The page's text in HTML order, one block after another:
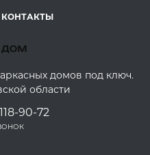
КОНТАКТЫ
домов под ключ.
области
90-72